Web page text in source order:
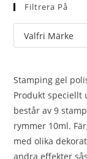
Filtrera På
Stamping gel
Produkt speciellt
består av 9
rymmer 10ml.
med olika
andra effekter